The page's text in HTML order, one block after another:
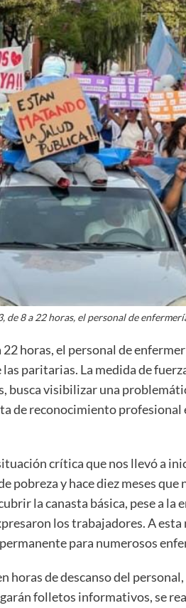
de 8 a 22 horas, el personal de
22 horas, el personal de
paritarias. La medida de
busca visibilizar una
de reconocimiento profesional
crítica que nos llevó a
pobreza y hace diez meses
la canasta básica, pese a
los trabajadores. A
para numerosos
horas de descanso del
folletos informativos, se